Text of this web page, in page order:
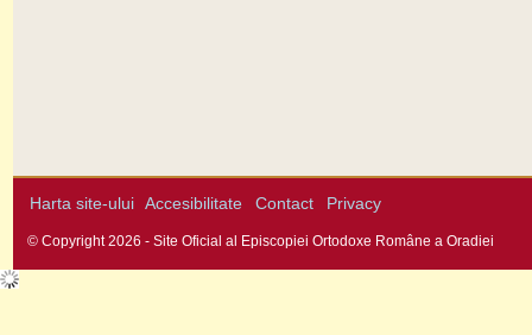
Harta site-ului Accesibilitate Contact Privacy
© Copyright 2026 - Site Oficial al Episcopiei Ortodoxe Române a Oradiei